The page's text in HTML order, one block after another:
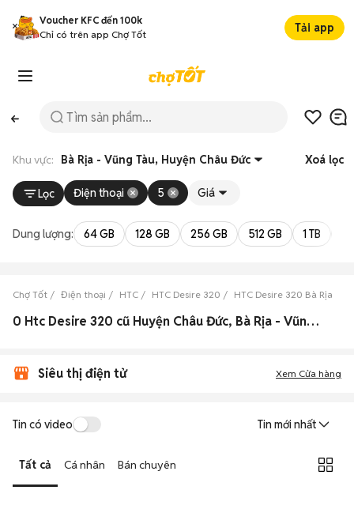
Voucher KFC đến 100k
Chỉ có trên app Chợ Tốt
Tải app
Khu vực: Bà Rịa - Vũng Tàu, Huyện Châu Đức Xoá lọc
Lọc Điện thoại 5 Giá
Dung lượng: 64 GB 128 GB 256 GB 512 GB 1 TB
Chợ Tốt Điện thoại HTC HTC Desire 320 HTC Desire 320 Bà Rịa -
0 Htc Desire 320 cũ Huyện Châu Đức, Bà Rịa - Vũng Tàu đẹp
Siêu thị điện tử Xem Cửa hàng
Tin có video Tin mới nhất
Tất cả Cá nhân Bán chuyên